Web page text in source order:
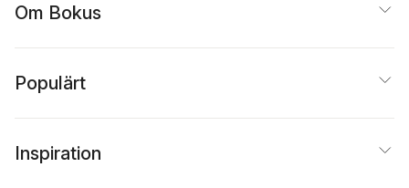
Om Bokus
Populärt
Inspiration